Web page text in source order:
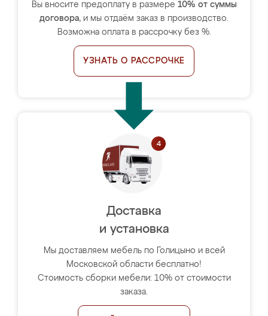
Вы вносите предоплату в размере 10% от суммы
договора, и мы отдаём заказ в производство.
Возможна оплата в рассрочку без %.
УЗНАТЬ О РАССРОЧКЕ
Доставка
и установка
Мы доставляем мебель по Голицыно и всей
Московской области бесплатно!
Стоимость сборки мебели: 10% от стоимости
заказа.